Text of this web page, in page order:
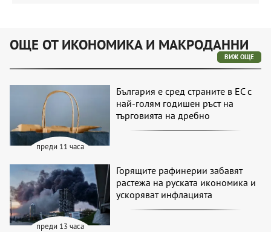
ОЩЕ ОТ ИКОНОМИКА И МАКРОДАННИ
ВИЖ ОЩЕ
преди 11 часа
България е сред страните в ЕС с
най-голям годишен ръст на
търговията на дребно
преди 13 часа
Горящите рафинерии забавят
растежа на руската икономика и
ускоряват инфлацията